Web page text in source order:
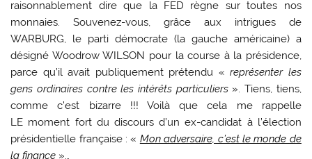
raisonnablement dire que la FED règne sur toutes nos
monnaies. Souvenez-vous, grâce aux intrigues de
WARBURG, le parti démocrate (la gauche américaine) a
désigné Woodrow WILSON pour la course à la présidence,
parce qu’il avait publiquement prétendu «représenter les
gens ordinaires contre les intérêts particuliers». Tiens, tiens,
comme c’est bizarre !!! Voilà que cela me rappelle
LE moment fort du discours d’un ex-candidat à l’élection
présidentielle française : « Mon adversaire, c’est le monde de
la finance »…